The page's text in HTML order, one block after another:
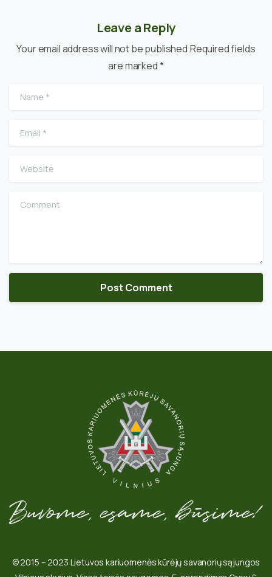
Leave a Reply
Your email address will not be published.Required fields
are marked *
Name
Email
Website
Comment
© 2015 – 2023 Lietuvos kariuomenės kūrėjų savanorių sąjungos